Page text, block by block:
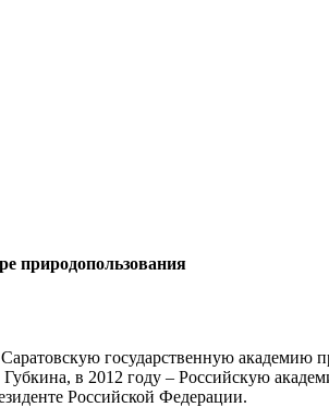
природопользования
государственную
в 2012 году – Российскую
Российской Федерации.